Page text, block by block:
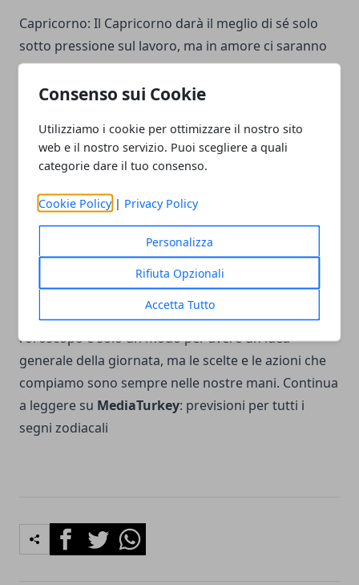
Consenso sui Cookie
Utilizziamo i cookie per ottimizzare il nostro sito
web e il nostro servizio. Puoi scegliere a quali
categorie dare il tuo consenso.
Cookie Policy | Privacy Policy
Personalizza
Rifiuta Opzionali
Accetta Tutto
Capricorno: Il Capricorno darà il meglio di sé solo
sotto pressione sul lavoro, ma in amore ci saranno
buone notizie in arrivo.
complesse del previsto, ma la serata sarà rilassante.
umore, il Pesci dovrà affrontare alcune situazioni
personali fuori controllo in amore. Sarà necessaria
Queste sono solo alcune delle previsioni di Branko e
Paolo Fox per il 15 febbraio 2024. Ricordatevi che
l'oroscopo è solo un modo per avere un'idea
generale della giornata, ma le scelte e le azioni che
compiamo sono sempre nelle nostre mani. Continua
a leggere su MediaTurkey: previsioni per tutti i
segni zodiacali
FacebookTwitterWhatsapp